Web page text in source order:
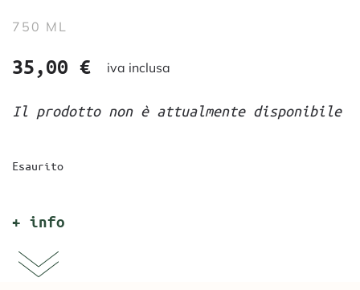
750 ML
35,00 € iva inclusa
Il prodotto non è attualmente disponibile
Esaurito
+ info